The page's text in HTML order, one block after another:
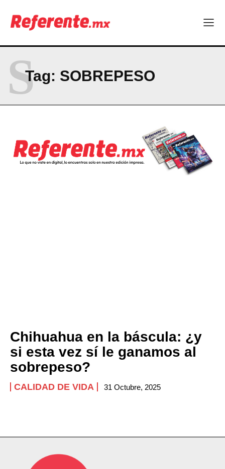
Linux nació como un hobby y hoy mueve la tecnología global
Los 40 ya no son la mitad de la vida: son el nuevo punto de
partida
ABOUT
CONTACT
Tag: SOBREPESO
S
Chihuahua en la báscula: ¿y
si esta vez sí le ganamos al
sobrepeso?
CALIDAD DE VIDA 31 Octubre, 2025